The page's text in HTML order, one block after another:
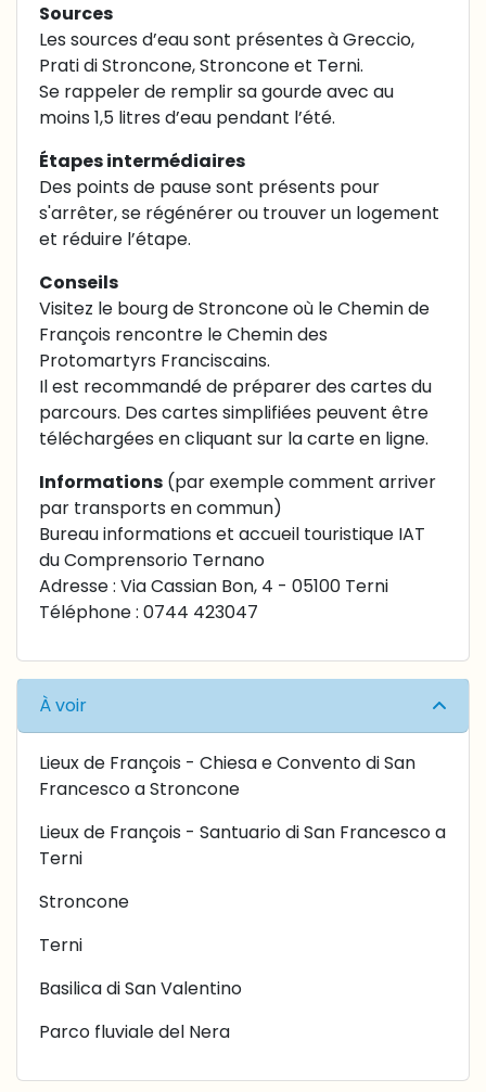
Sources
Les sources d’eau sont présentes à Greccio,
Prati di Stroncone, Stroncone et Terni.
Se rappeler de remplir sa gourde avec au
moins 1,5 litres d’eau pendant l’été.
Étapes intermédiaires
Des points de pause sont présents pour
s'arrêter, se régénérer ou trouver un logement
et réduire l’étape.
Conseils
Visitez le bourg de Stroncone où le Chemin de
François rencontre le Chemin des
Protomartyrs Franciscains.
Il est recommandé de préparer des cartes du
parcours. Des cartes simplifiées peuvent être
téléchargées en cliquant sur la carte en ligne.
Informations (par exemple comment arriver
par transports en commun)
Bureau informations et accueil touristique IAT
du Comprensorio Ternano
Adresse : Via Cassian Bon, 4 - 05100 Terni
Téléphone : 0744 423047
À voir
Lieux de François - Chiesa e Convento di San
Francesco a Stroncone
Lieux de François - Santuario di San Francesco a
Terni
Stroncone
Terni
Basilica di San Valentino
Parco fluviale del Nera